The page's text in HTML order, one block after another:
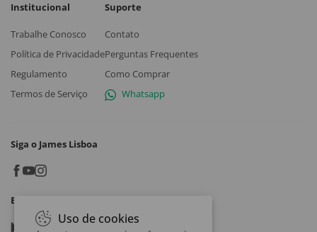
Institucional
Trabalhe Conosco
Política de Privacidade
Regulamento
Termos de Serviço
Suporte
Contato
Perguntas Frequentes
Como Comprar
Whatsapp
Siga o James Lisboa
Baixe o App
Google play
Uso de cookies